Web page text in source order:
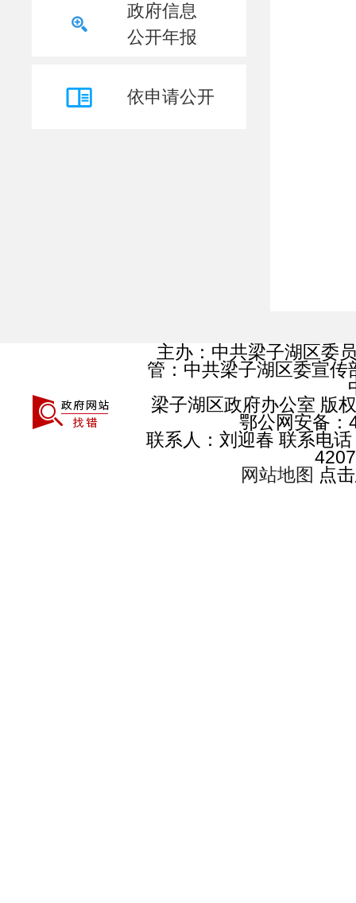
政府信息
公开年报
依申请公开
主办：中共梁子湖区委
管：中共梁子湖区委宣
梁子湖区政府办公室 版
鄂公网安备：
联系人：刘迎春 联系电
网站地图 点